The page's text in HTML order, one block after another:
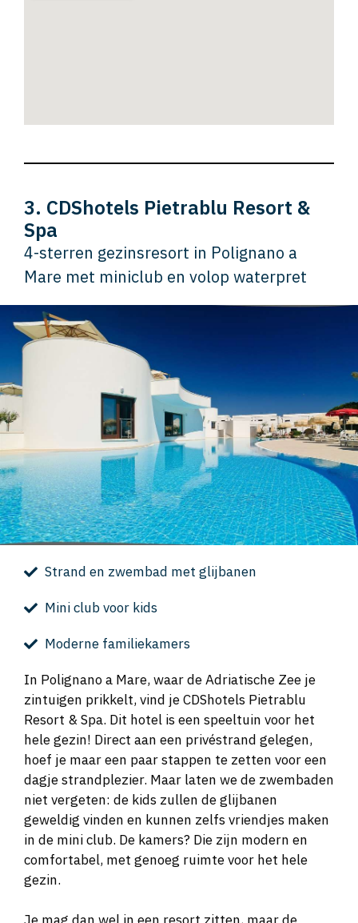
3. CDShotels Pietrablu Resort &
Spa
4-sterren gezinsresort in Polignano a
Mare met miniclub en volop waterpret
Strand en zwembad met glijbanen
Mini club voor kids
Moderne familiekamers
In Polignano a Mare, waar de Adriatische Zee je
zintuigen prikkelt, vind je CDShotels Pietrablu
Resort & Spa. Dit hotel is een speeltuin voor het
hele gezin! Direct aan een privéstrand gelegen,
hoef je maar een paar stappen te zetten voor een
dagje strandplezier. Maar laten we de zwembaden
niet vergeten: de kids zullen de glijbanen
geweldig vinden en kunnen zelfs vriendjes maken
in de mini club. De kamers? Die zijn modern en
comfortabel, met genoeg ruimte voor het hele
gezin.